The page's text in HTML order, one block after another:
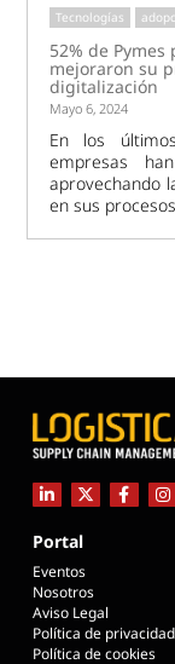
Tecnologías
52% de
mejoraron su
digitalización
Mayo 6, 2024
En los
empresas
aprovechando
en sus
Portal
Eventos
Nosotros
Aviso Legal
Política de privacidad
Política de cookies